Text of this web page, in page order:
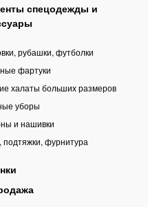
спецодежды и
рубашки, футболки
фартуки
халаты больших размеров
уборы
и нашивки
подтяжки, фурнитура